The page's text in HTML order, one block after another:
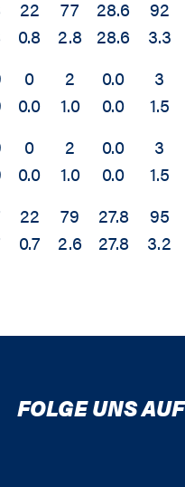
22
0.8
77
2.8
28.6
28.6
92
3.3
0
0.0
2
1.0
0.0
0.0
3
1.5
0
0.0
2
1.0
0.0
0.0
3
1.5
22
0.7
79
2.6
27.8
27.8
95
3.2
FOLGE UNS AUF